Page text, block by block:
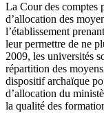
La Cour des comptes
d’allocation des
l’établissement
leur permettre de ne
2009, les universités
répartition des
dispositif archaïque
d’allocation du
la qualité des